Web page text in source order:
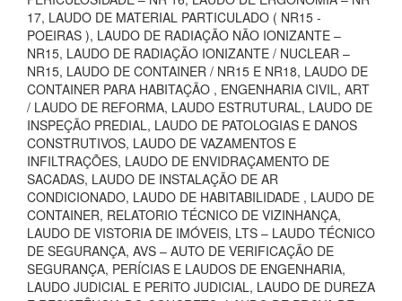
17, LAUDO DE MATERIAL PARTICULADO ( NR15 -
POEIRAS ), LAUDO DE RADIAÇÃO NÃO IONIZANTE –
NR15, LAUDO DE RADIAÇÃO IONIZANTE / NUCLEAR –
NR15, LAUDO DE CONTAINER / NR15 E NR18, LAUDO DE
CONTAINER PARA HABITAÇÃO , ENGENHARIA CIVIL, ART
/ LAUDO DE REFORMA, LAUDO ESTRUTURAL, LAUDO DE
INSPEÇÃO PREDIAL, LAUDO DE PATOLOGIAS E DANOS
CONSTRUTIVOS, LAUDO DE VAZAMENTOS E
INFILTRAÇÕES, LAUDO DE ENVIDRAÇAMENTO DE
SACADAS, LAUDO DE INSTALAÇÃO DE AR
CONDICIONADO, LAUDO DE HABITABILIDADE , LAUDO DE
CONTAINER, RELATORIO TÉCNICO DE VIZINHANÇA,
LAUDO DE VISTORIA DE IMÓVEIS, LTS – LAUDO TÉCNICO
DE SEGURANÇA, AVS – AUTO DE VERIFICAÇÃO DE
SEGURANÇA, PERÍCIAS E LAUDOS DE ENGENHARIA,
LAUDO JUDICIAL E PERITO JUDICIAL, LAUDO DE DUREZA